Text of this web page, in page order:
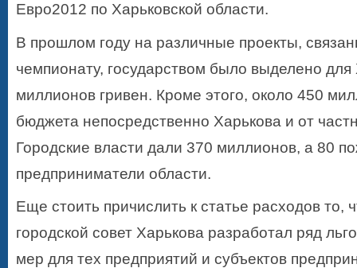
Евро2012 по Харьковской области.
В прошлом году на различные проекты,
чемпионату, государством было выделено
миллионов гривен. Кроме этого, около 450
бюджета непосредственно Харькова и от
Городские власти дали 370 миллионов, а 80
предприниматели области.
Еще стоить причислить к статье расходов то,
городской совет Харькова разработал ряд
мер для тех предприятий и субъектов